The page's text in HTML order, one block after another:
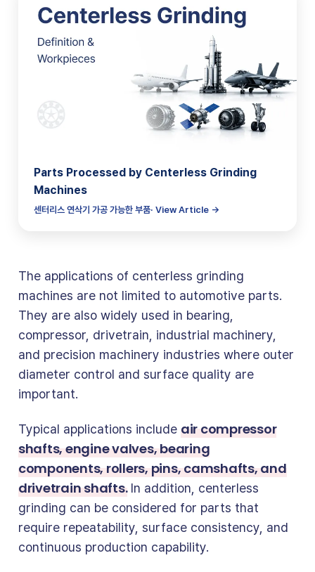
Parts Processed by Centerless Grinding
Machines
센터리스 연삭기 가공 가능한 부품· View Article →
The applications of centerless grinding
machines are not limited to automotive parts.
They are also widely used in bearing,
compressor, drivetrain, industrial machinery,
and precision machinery industries where outer
diameter control and surface quality are
important.
Typical applications include air compressor
shafts, engine valves, bearing
components, rollers, pins, camshafts, and
drivetrain shafts.In addition, centerless
grinding can be considered for parts that
require repeatability, surface consistency, and
continuous production capability.